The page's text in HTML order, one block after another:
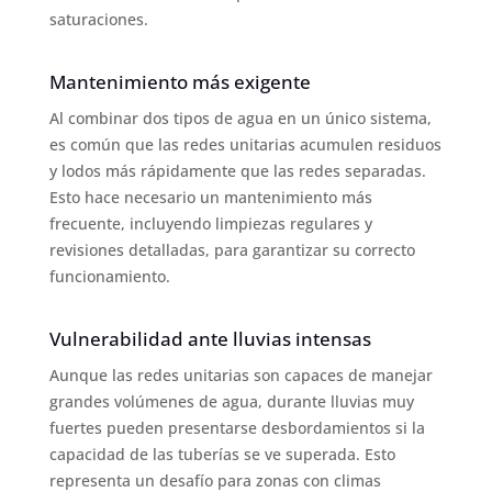
saturaciones.
Mantenimiento más exigente
Al combinar dos tipos de agua en un único sistema,
es común que las redes unitarias acumulen residuos
y lodos más rápidamente que las redes separadas.
Esto hace necesario un mantenimiento más
frecuente, incluyendo limpiezas regulares y
revisiones detalladas, para garantizar su correcto
funcionamiento.
Vulnerabilidad ante lluvias intensas
Aunque las redes unitarias son capaces de manejar
grandes volúmenes de agua, durante lluvias muy
fuertes pueden presentarse desbordamientos si la
capacidad de las tuberías se ve superada. Esto
representa un desafío para zonas con climas